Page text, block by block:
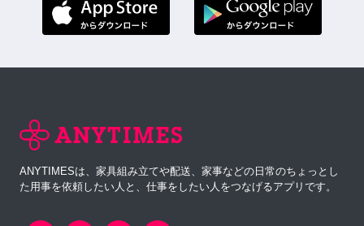
ANYTIMESは、家具組み立てや配送、家事などの日常のちょっとし
た用事を依頼したい人と、仕事をしたい人をつなげるアプリです。